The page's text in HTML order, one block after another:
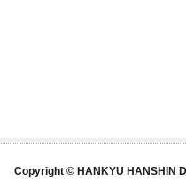
Copyright © HANKYU HANSHIN